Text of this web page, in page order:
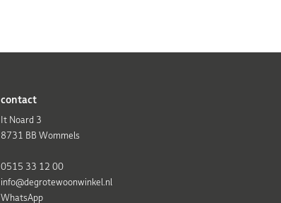
contact
It Noard 3
8731 BB Wommels
0515 33 12 00
info@degrotewoonwinkel.nl
WhatsApp